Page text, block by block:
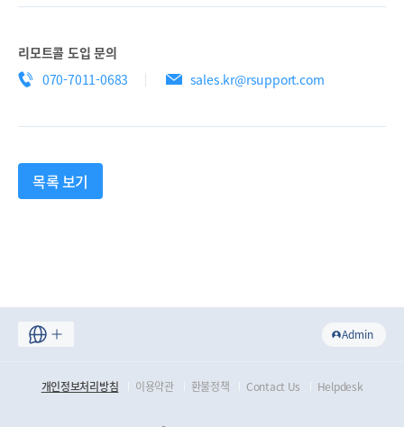
리모트콜 도입 문의
070-7011-0683
sales.kr@rsupport.com
목록 보기
Admin
개인정보처리방침 이용약관 환불정책 Contact Us Helpdesk